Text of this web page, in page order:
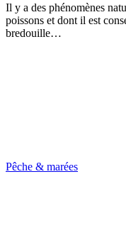
Il y a des phénomènes
poissons et dont il est
bredouille…
Pêche & marées